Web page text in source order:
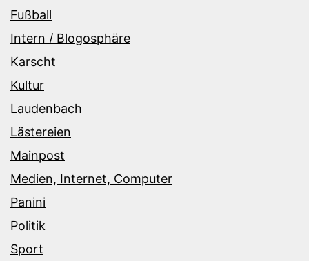
Fußball
Intern / Blogosphäre
Karscht
Kultur
Laudenbach
Lästereien
Mainpost
Medien, Internet, Computer
Panini
Politik
Sport